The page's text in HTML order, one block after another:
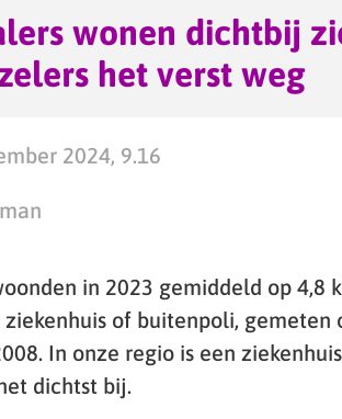
wonen dichtbij
het verst weg
2024, 9.16
in 2023 gemiddeld op 4,8
of buitenpoli, gemeten
In onze regio is een
dichtst bij.